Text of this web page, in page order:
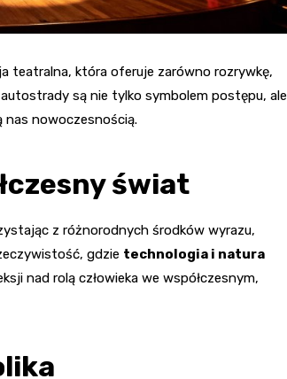
teatralna, która oferuje zarówno rozrywkę,
są nie tylko symbolem postępu, ale
nas nowoczesnością.
świat
z różnorodnych środków wyrazu,
gdzie technologia i natura
nad rolą człowieka we współczesnym,